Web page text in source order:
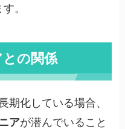
。
の関係
期化している場合、
アが潜んでいること